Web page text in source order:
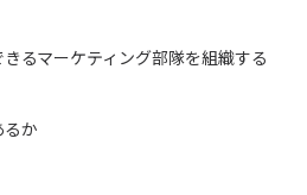
るマーケティング部隊を組織する
か